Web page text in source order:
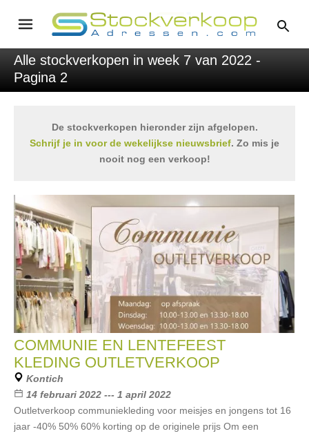
Alle stockverkopen in week 7 van 2022 -
Pagina 2
De stockverkopen hieronder zijn afgelopen.
Schrijf je in voor de wekelijkse nieuwsbrief. Zo mis je
nooit nog een verkoop!
COMMUNIE EN LENTEFEEST
KLEDING OUTLETVERKOOP
Kontich
14 februari 2022 --- 1 april 2022
Outletverkoop communiekleding voor meisjes en jongens tot 16
jaar -40% 50% 60% korting op de originele prijs Om een